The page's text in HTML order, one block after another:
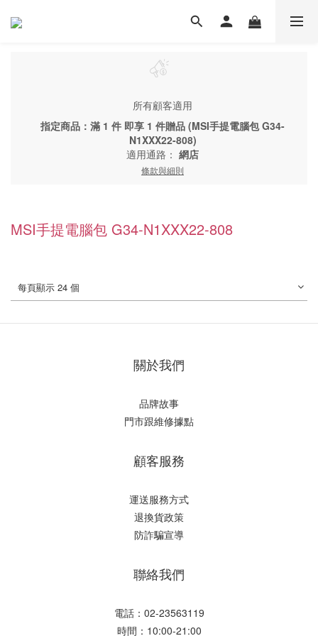
所有顧客適用
指定商品：滿 1 件 即享 1 件贈品 (MSI手提電腦包 G34-
N1XXX22-808)
適用通路： 網店
條款與細則
MSI手提電腦包 G34-N1XXX22-808
每頁顯示 24 個
關於我們
品牌故事
門市跟維修據點
顧客服務
運送服務方式
退換貨政策
防詐騙宣導
聯絡我們
電話：02-23563119
時間：10:00-21:00